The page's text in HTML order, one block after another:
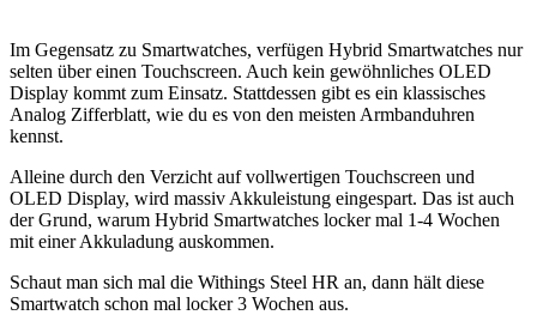
Im Gegensatz zu Smartwatches, verfügen Hybrid Smartwatches nur
selten über einen Touchscreen. Auch kein gewöhnliches OLED
Display kommt zum Einsatz. Stattdessen gibt es ein klassisches
Analog Zifferblatt, wie du es von den meisten Armbanduhren
kennst.
Alleine durch den Verzicht auf vollwertigen Touchscreen und
OLED Display, wird massiv Akkuleistung eingespart. Das ist auch
der Grund, warum Hybrid Smartwatches locker mal 1-4 Wochen
mit einer Akkuladung auskommen.
Schaut man sich mal die Withings Steel HR an, dann hält diese
Smartwatch schon mal locker 3 Wochen aus.